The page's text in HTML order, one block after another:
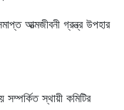
আত্মজীবনী গ্রন্ত্র উপহার
স্থা‌য়ী ক‌মি‌টির